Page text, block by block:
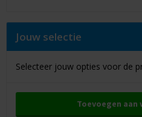
Jouw selectie
Selecteer jouw opties voor de
Toevoegen aan